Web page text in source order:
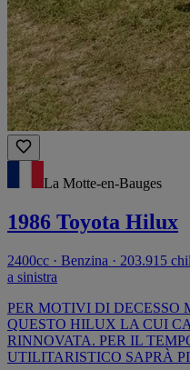
La Motte-en-Bauges
1986 Toyota Hilux
2400cc · Benzina · 203.915
a sinistra
PER MOTIVI DI
QUESTO HILUX LA CUI
RINNOVATA. PER IL
UTILITARISTICO SAPRÀ